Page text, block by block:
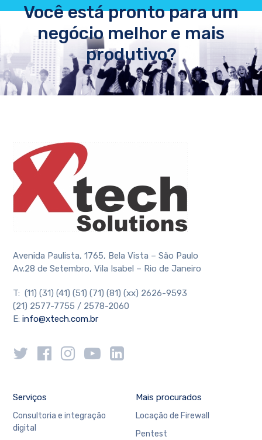
Você está pronto para um
negócio melhor e mais
produtivo?
Avenida Paulista, 1765, Bela Vista – São Paulo
Av.28 de Setembro, Vila Isabel – Rio de Janeiro
T: (11) (31) (41) (51) (71) (81) (xx) 2626-9593
(21) 2577-7755 / 2578-2060
E:info@xtech.com.br
Serviços
Consultoria e integração
digital
Mais procurados
Locação de Firewall
Pentest